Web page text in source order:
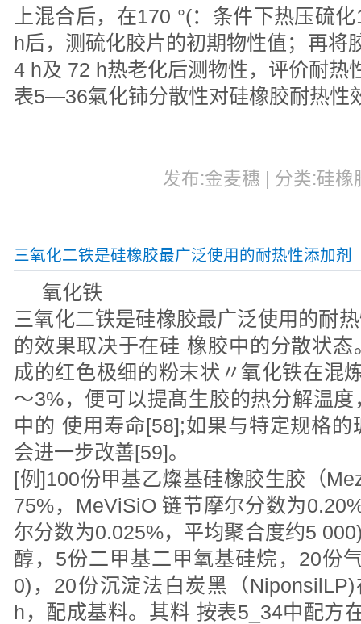
上混合后，在170 °(：条件下热压硫
h后，测硫化胶片的初期物性值；再将
4 h及 72 h热老化后测物性，评价耐热
表5—36氣化铈分散性对硅橡胶耐热性
发布:金麦穗 | 分类:硅
三氧化二铁是硅橡胶最广泛使用的耐热性添加剂
氧化铁
三氧化二铁是硅橡胶最广泛使用的耐
的效果取决于在硅 橡胶中的分散状
成的红色极细的粉末状〃氧化铁在混
〜3%，便可以提髙生胶的热分解温
中的 使用寿命[58];如果与特定规格
会进一步改善[59]。
[例]100份甲基乙燦基硅橡胶生胶（
75%，MeViSiO 链节摩尔分数为
尔分数为0.025%，平均聚合度约5
醇，5份二甲基二甲氧基硅烷，20份
0)，20份沉淀法白炭黑（
h，配成基料。其料 按表5_34中配方